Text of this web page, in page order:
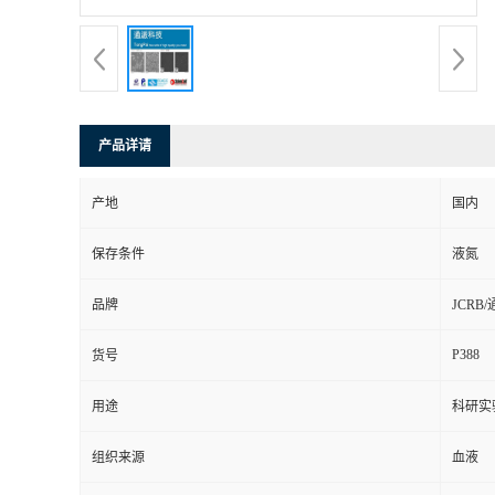
产品详请
产地 国内
保存条件 液氮
品牌 JCRB/
货号 P388
用途 科研实
组织来源 血液